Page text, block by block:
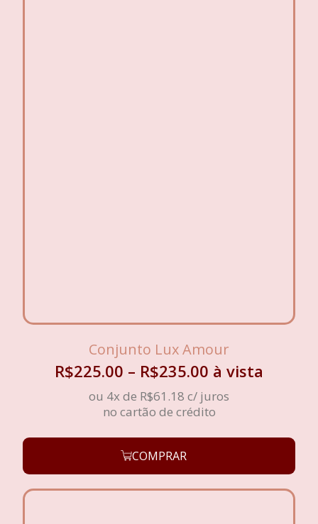
Conjunto Lux Amour
R$225.00 – R$235.00 à vista
ou 4x de R$61.18 c/ juros
no cartão de crédito
COMPRAR